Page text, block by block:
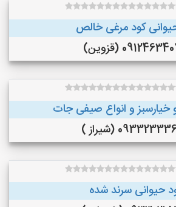
کود مرغی خالص
(قزوین)
خیارسبز و انواع صیفی جات
(شیراز )
حیوانی سرند شده